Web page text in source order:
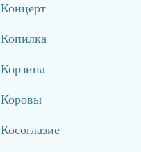
Концерт
Копилка
Корзина
Коровы
Косоглазие